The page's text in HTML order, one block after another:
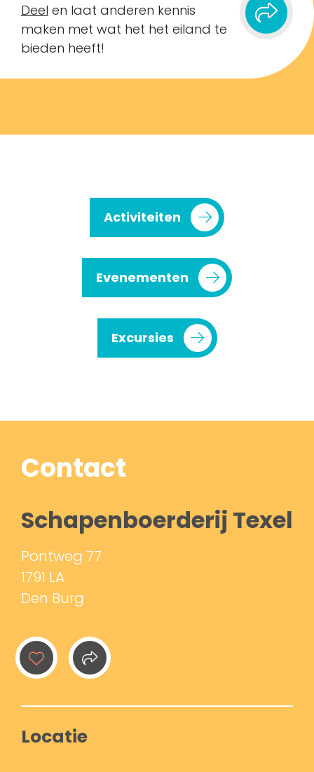
Deel en laat anderen kennis
maken met wat het het eiland te
bieden heeft!
Activiteiten
Evenementen
Excursies
Contact
Schapenboerderij Texel
Pontweg 77
1791 LA
Den Burg
Locatie